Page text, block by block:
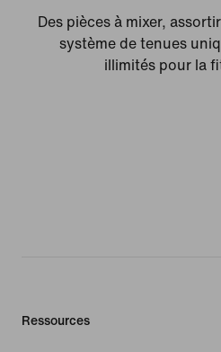
Des pièces à mixer,
système de tenues
illimités pour la
Ressources